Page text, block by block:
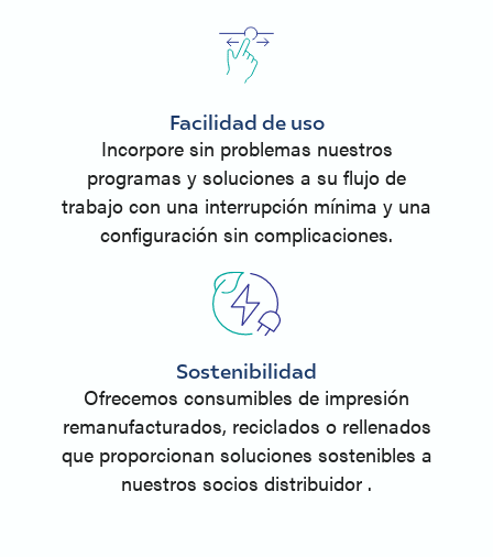
Facilidad de uso
Incorpore sin problemas nuestros
programas y soluciones a su flujo de
trabajo con una interrupción mínima y una
configuración sin complicaciones.
Sostenibilidad
Ofrecemos consumibles de impresión
remanufacturados, reciclados o rellenados
que proporcionan soluciones sostenibles a
nuestros socios distribuidor .